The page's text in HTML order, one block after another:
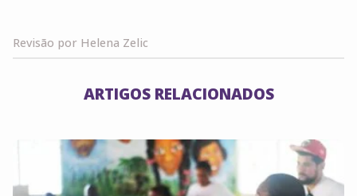
Revisão por Helena Zelic
ARTIGOS RELACIONADOS